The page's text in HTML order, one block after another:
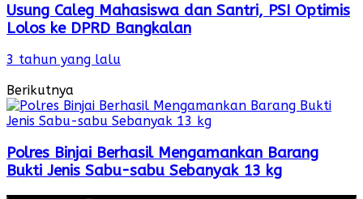
Usung Caleg Mahasiswa dan Santri, PSI Optimis
Lolos ke DPRD Bangkalan
3 tahun yang lalu
Berikutnya
Polres Binjai Berhasil Mengamankan Barang
Bukti Jenis Sabu-sabu Sebanyak 13 kg